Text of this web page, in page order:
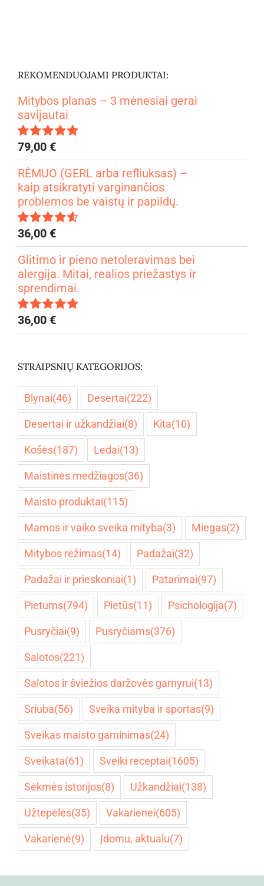
REKOMENDUOJAMI PRODUKTAI:
Mitybos planas – 3 mėnesiai gerai
savijautai
Įvertinimas:
4.99iš 5
79,00 €
RĖMUO (GERL arba refliuksas) –
kaip atsikratyti varginančios
problemos be vaistų ir papildų.
Įvertinimas:
4.67iš 5
36,00 €
Glitimo ir pieno netoleravimas bei
alergija. Mitai, realios priežastys ir
sprendimai.
Įvertinimas:
5.00iš 5
36,00 €
STRAIPSNIŲ KATEGORIJOS:
Blynai(46) Desertai(222)
Desertai ir užkandžiai(8) Kita(10)
Košės(187) Ledai(13)
Maistinės medžiagos(36)
Maisto produktai(115)
Mamos ir vaiko sveika mityba(3) Miegas(2)
Mitybos režimas(14) Padažai(32)
Padažai ir prieskoniai(1) Patarimai(97)
Pietums(794) Pietūs(11) Psichologija(7)
Pusryčiai(9) Pusryčiams(376)
Salotos(221)
Salotos ir šviežios daržovės garnyrui(13)
Sriuba(56) Sveika mityba ir sportas(9)
Sveikas maisto gaminimas(24)
Sveikata(61) Sveiki receptai(1605)
Sėkmės istorijos(8) Užkandžiai(138)
Užtepėlės(35) Vakarienei(605)
Vakarienė(9) Įdomu, aktualu(7)